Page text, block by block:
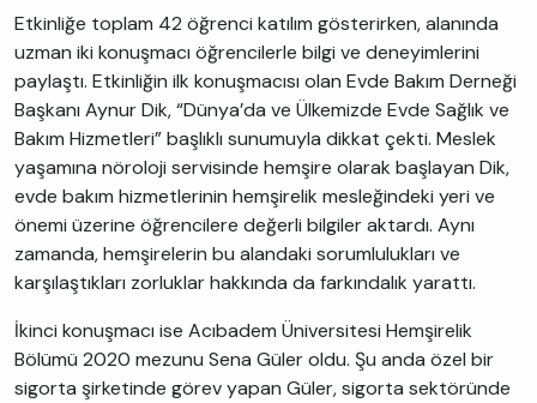
Etkinliğe toplam 42 öğrenci katılım gösterirken, alanında
uzman iki konuşmacı öğrencilerle bilgi ve deneyimlerini
paylaştı. Etkinliğin ilk konuşmacısı olan Evde Bakım Derneği
Başkanı Aynur Dik, “Dünya’da ve Ülkemizde Evde Sağlık ve
Bakım Hizmetleri” başlıklı sunumuyla dikkat çekti. Meslek
yaşamına nöroloji servisinde hemşire olarak başlayan Dik,
evde bakım hizmetlerinin hemşirelik mesleğindeki yeri ve
önemi üzerine öğrencilere değerli bilgiler aktardı. Aynı
zamanda, hemşirelerin bu alandaki sorumlulukları ve
karşılaştıkları zorluklar hakkında da farkındalık yarattı.
İkinci konuşmacı ise Acıbadem Üniversitesi Hemşirelik
Bölümü 2020 mezunu Sena Güler oldu. Şu anda özel bir
sigorta şirketinde görev yapan Güler, sigorta sektöründe